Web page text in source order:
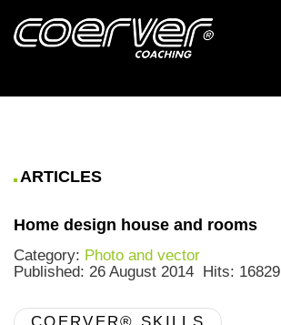
ARTICLES
Home design house and rooms
Category: Photo and vector
Published: 26 August 2014 Hits: 16829